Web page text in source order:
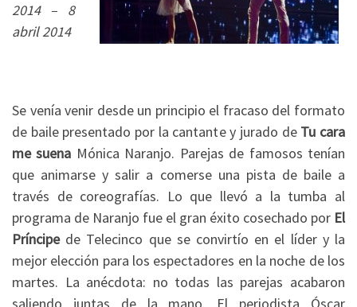
2014 – 8
abril 2014
Se venía venir desde un principio el fracaso del formato
de baile presentado por la cantante y jurado de Tu cara
me suena Mónica Naranjo. Parejas de famosos tenían
que animarse y salir a comerse una pista de baile a
través de coreografías. Lo que llevó a la tumba al
programa de Naranjo fue el gran éxito cosechado por El
Príncipede Telecinco que se convirtío en el líder y la
mejor elección para los espectadores en la noche de los
martes. La anécdota: no todas las parejas acabaron